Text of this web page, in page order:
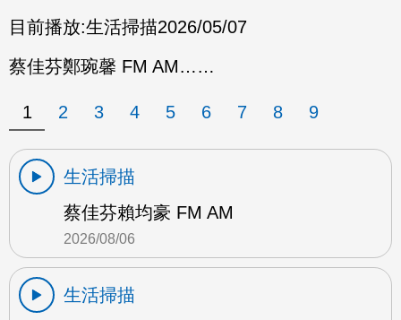
目前播放:生活掃描2026/05/07
蔡佳芬鄭琬馨 FM AM……
1 2 3 4 5 6 7 8 9
生活掃描
蔡佳芬賴均豪 FM AM
2026/08/06
生活掃描